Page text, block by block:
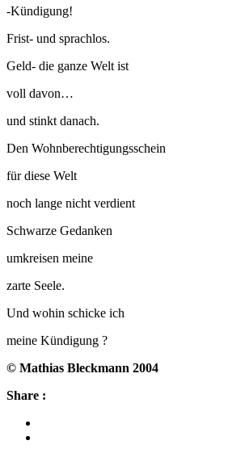
-Kündigung!
Frist- und sprachlos.
Geld- die ganze Welt ist
voll davon…
und stinkt danach.
Den Wohnberechtigungsschein
für diese Welt
noch lange nicht verdient
Schwarze Gedanken
umkreisen meine
zarte Seele.
Und wohin schicke ich
meine Kündigung ?
© Mathias Bleckmann 2004
Share :